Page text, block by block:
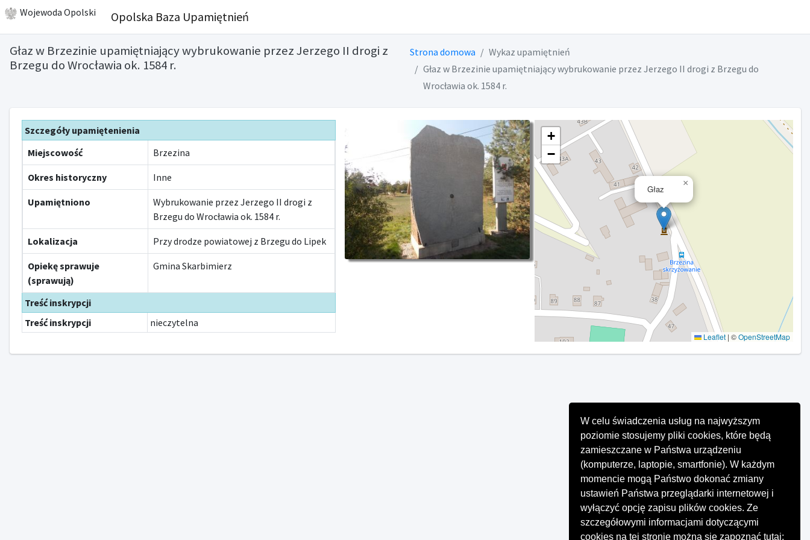
W celu świadczenia usług na najwyższym
poziomie stosujemy pliki cookies, które będą
zamieszczane w Państwa urządzeniu
(komputerze, laptopie, smartfonie). W każdym
momencie mogą Państwo dokonać zmiany
ustawień Państwa przeglądarki internetowej i
wyłączyć opcję zapisu plików cookies. Ze
szczegółowymi informacjami dotyczącymi
cookies na tej stronie można się zapoznać tutaj:
Wojewoda Opolski Opolska Baza Upamiętnień
Głaz w Brzezinie upamiętniający wybrukowanie przez Jerzego II drogi z
Brzegu do Wrocławia ok. 1584 r.
Strona domowa
Wykaz upamiętnień
Głaz w Brzezinie upamiętniający wybrukowanie przez Jerzego II drogi z Brzegu do
Wrocławia ok. 1584 r.
Szczegóły upamiętenienia
Miejscowość
Brzezina
Okres historyczny Inne
Upamiętniono
Wybrukowanie przez Jerzego II drogi z
Brzegu do Wrocławia ok. 1584 r.
Lokalizacja Przy drodze powiatowej z Brzegu do Lipek
Opiekę sprawuje
(sprawują)
Gmina Skarbimierz
Treść inskrypcji
Treść inskrypcji
nieczytelna
Głaz
×
+
−
Leaflet | ©OpenStreetMap